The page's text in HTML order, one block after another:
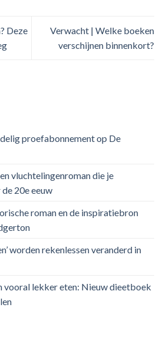
Deze
Verwacht | Welke boeken
verschijnen binnenkort?
proefabonnement op De
vluchtelingenroman die je
20e eeuw
roman en de inspiratiebron
worden rekenlessen veranderd in
vooral lekker eten: Nieuw dieetboek